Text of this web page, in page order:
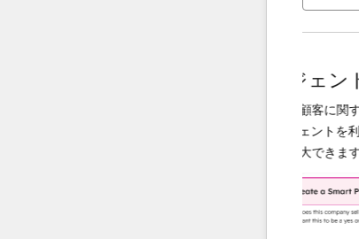
データエージェント
調査や分析を行い、顧客に関する回
供するAI搭載エージェントを利用す
ータ運用の規模を拡大できます。も